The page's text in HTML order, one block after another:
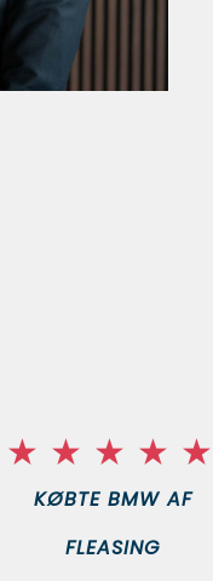
KØBTE BMW AF
FLEASING